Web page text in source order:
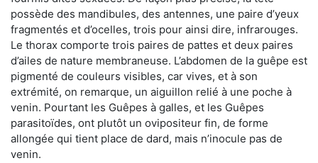
possède des mandibules, des antennes, une paire d’yeux
fragmentés et d’ocelles, trois pour ainsi dire, infrarouges.
Le thorax comporte trois paires de pattes et deux paires
d’ailes de nature membraneuse. L’abdomen de la guêpe est
pigmenté de couleurs visibles, car vives, et à son
extrémité, on remarque, un aiguillon relié à une poche à
venin. Pourtant les Guêpes à galles, et les Guêpes
parasitoïdes, ont plutôt un ovipositeur fin, de forme
allongée qui tient place de dard, mais n’inocule pas de
venin.